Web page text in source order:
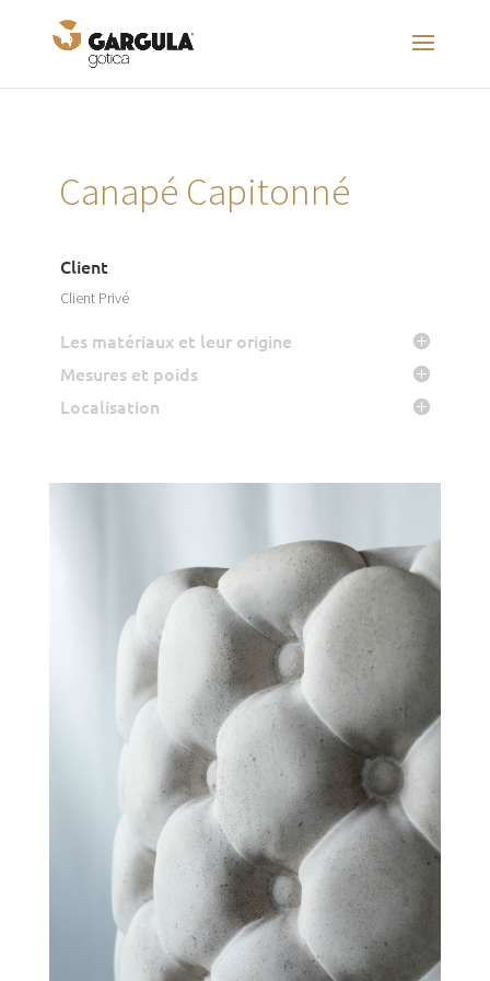
Canapé Capitonné
Client
Client Privé
Les matériaux et leur origine
Mesures et poids
Localisation